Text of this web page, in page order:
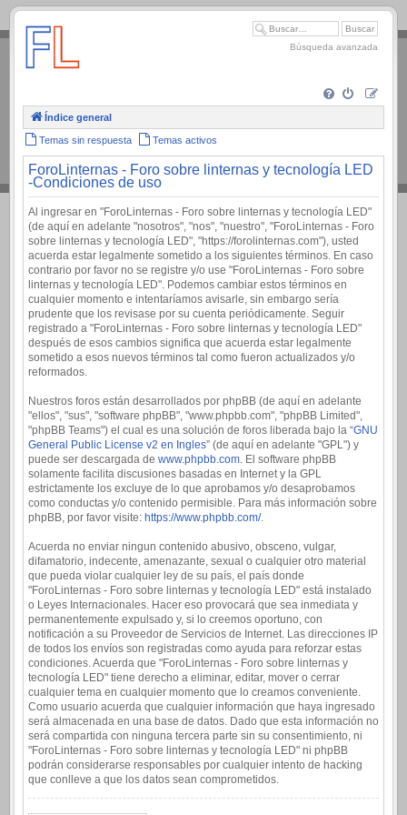
.
Búsqueda avanzada
Índice general
Temas sin respuesta Temas activos
ForoLinternas - Foro sobre linternas y tecnología LED
-Condiciones de uso
Al ingresar en "ForoLinternas - Foro sobre linternas y tecnología LED"
(de aquí en adelante "nosotros", "nos", "nuestro", "ForoLinternas - Foro
sobre linternas y tecnología LED", "https://forolinternas.com"), usted
acuerda estar legalmente sometido a los siguientes términos. En caso
contrario por favor no se registre y/o use "ForoLinternas - Foro sobre
linternas y tecnología LED". Podemos cambiar estos términos en
cualquier momento e intentaríamos avisarle, sin embargo sería
prudente que los revisase por su cuenta periódicamente. Seguir
registrado a "ForoLinternas - Foro sobre linternas y tecnología LED"
después de esos cambios significa que acuerda estar legalmente
sometido a esos nuevos términos tal como fueron actualizados y/o
reformados.
Nuestros foros están desarrollados por phpBB (de aquí en adelante
"ellos", "sus", "software phpBB", "www.phpbb.com", "phpBB Limited",
"phpBB Teams") el cual es una solución de foros liberada bajo la “GNU
General Public License v2 en Ingles” (de aquí en adelante "GPL") y
puede ser descargada de www.phpbb.com. El software phpBB
solamente facilita discusiones basadas en Internet y la GPL
estrictamente los excluye de lo que aprobamos y/o desaprobamos
como conductas y/o contenido permisible. Para más información sobre
phpBB, por favor visite: https://www.phpbb.com/.
Acuerda no enviar ningun contenido abusivo, obsceno, vulgar,
difamatorio, indecente, amenazante, sexual o cualquier otro material
que pueda violar cualquier ley de su país, el país donde
"ForoLinternas - Foro sobre linternas y tecnología LED" está instalado
o Leyes Internacionales. Hacer eso provocará que sea inmediata y
permanentemente expulsado y, si lo creemos oportuno, con
notificación a su Proveedor de Servicios de Internet. Las direcciones IP
de todos los envíos son registradas como ayuda para reforzar estas
condiciones. Acuerda que "ForoLinternas - Foro sobre linternas y
tecnología LED" tiene derecho a eliminar, editar, mover o cerrar
cualquier tema en cualquier momento que lo creamos conveniente.
Como usuario acuerda que cualquier información que haya ingresado
será almacenada en una base de datos. Dado que esta información no
será compartida con ninguna tercera parte sin su consentimiento, ni
"ForoLinternas - Foro sobre linternas y tecnología LED" ni phpBB
podrán considerarse responsables por cualquier intento de hacking
que conlleve a que los datos sean comprometidos.